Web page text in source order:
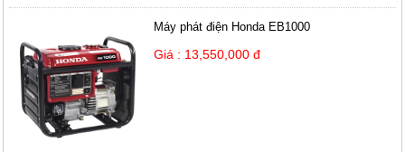
Máy phát điện Honda EB1000
Giá : 13,550,000 đ